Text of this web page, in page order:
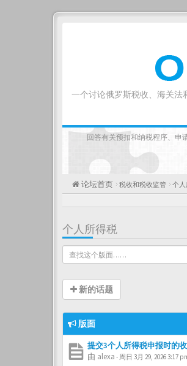
一个讨论俄罗斯税收、海关法
回答有关预扣和纳税程序、申
论坛首页 税收和税收监管 个
个人所得税
新的话题
版面
提交3个人所得税申报时的
由 alexa - 周日 3月 29, 2026 3:17